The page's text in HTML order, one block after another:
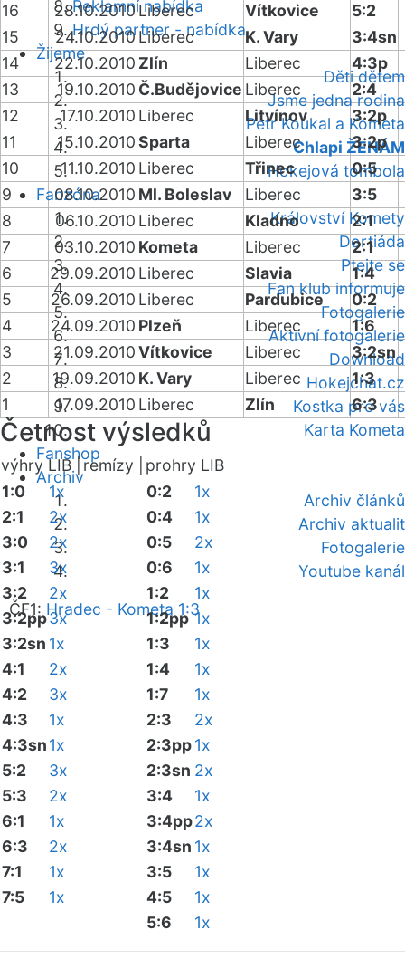
Reklamní nabídka
Hrdý partner - nabídka
Žijeme
Děti dětem
Jsme jedna rodina
Petr Koukal a Kometa
Chlapi ŽENÁM
Hokejová tombola
Fanzóna
Království Komety
Dortiáda
Ptejte se
Fan klub informuje
Fotogalerie
Aktivní fotogalerie
Download
Hokejchat.cz
Kostka pro vás
Karta Kometa
Fanshop
Archiv
Archiv článků
Archiv aktualit
Fotogalerie
Youtube kanál
ČF1: Hradec - Kometa 1:3
16 28.10.2010 Liberec Vítkovice
5:2
15
24.10.2010Liberec K. Vary
3:4sn
14
22.10.2010 Zlín Liberec
4:3p
13
19.10.2010 Č.Budějovice Liberec
2:4
12
17.10.2010 Liberec Litvínov
3:2p
11
15.10.2010Sparta Liberec
3:2p
10
11.10.2010 Liberec Třinec
0:5
9
08.10.2010 Ml. Boleslav Liberec
3:5
8
06.10.2010 Liberec Kladno
2:1
7
03.10.2010 Kometa Liberec
2:1
6
29.09.2010 Liberec Slavia
1:4
5
26.09.2010 Liberec Pardubice
0:2
4
24.09.2010 Plzeň Liberec
1:6
3
21.09.2010Vítkovice Liberec
3:2sn
2
19.09.2010 K. Vary Liberec
1:3
1
17.09.2010 Liberec Zlín 6:3
Četnost výsledků
výhry LIB |remízy |
prohry LIB
1:0
1x
2:1
2x
3:0
2x
3:1
3x
3:2
2x
3:2pp3x
3:2sn 1x
4:1
2x
4:2
3x
4:3
1x
4:3sn1x
5:2
3x
5:3
2x
6:1
1x
6:3
2x
7:1
1x
7:5
1x
0:2
1x
0:4
1x
0:5
2x
0:6
1x
1:2
1x
1:2pp 1x
1:3
1x
1:4
1x
1:7
1x
2:3
2x
2:3pp1x
2:3sn 2x
3:4
1x
3:4pp2x
3:4sn 1x
3:5
1x
4:5
1x
5:6
1x